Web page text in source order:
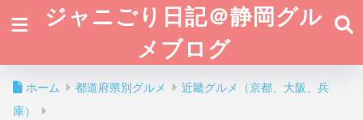
ジャニごり日記＠静岡グル
メブログ
ホーム 都道府県別グルメ
近畿グルメ（京都、大阪、兵
庫）